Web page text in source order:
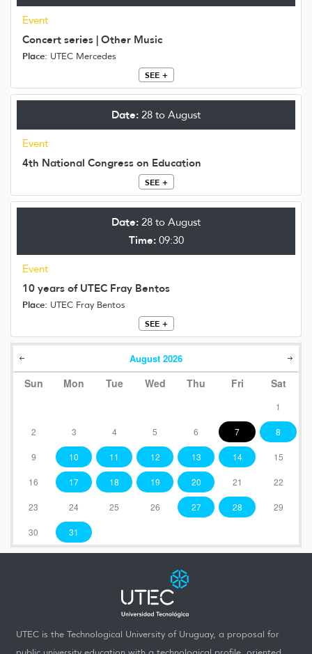
Event
Concert series | Other Music
Place: UTEC Mercedes
SEE +
Date: 28 to August
Event
4th National Congress on Education
SEE +
Date: 28 to August
Time:09:30
Event
10 years of UTEC Fray Bentos
Place: UTEC Fray Bentos
SEE +
August 2026
Sun Mon Tue Wed Thu Fri Sat
1
2 3 4 5 6 7 8
9 10 11 12 13 14 15
16 17 18 19 20 21 22
23 24 25 26 27 28 29
30 31
UTEC is the Technological University of Uruguay, a proposal for